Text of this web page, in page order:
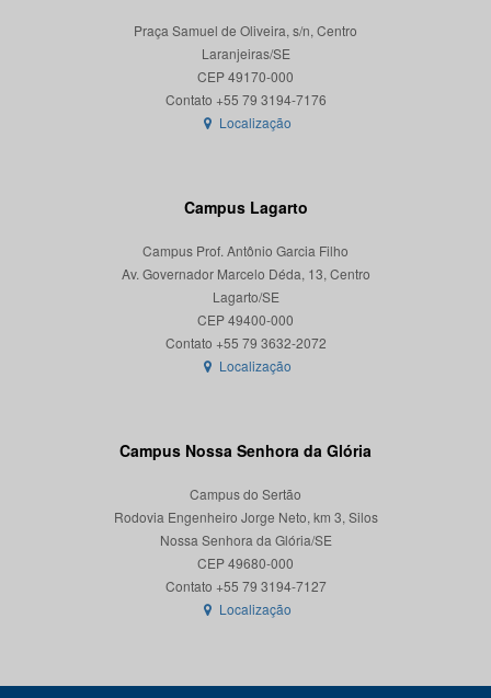
Praça Samuel de Oliveira, s/n, Centro
Laranjeiras/SE
CEP 49170-000
Localização
Campus Lagarto
Campus Prof. Antônio Garcia Filho
Av. Governador Marcelo Déda, 13, Centro
Lagarto/SE
CEP 49400-000
Localização
Campus Nossa Senhora da Glória
Campus do Sertão
Rodovia Engenheiro Jorge Neto, km 3, Silos
Nossa Senhora da Glória/SE
CEP 49680-000
Contato +55 79 3194-7127
Localização